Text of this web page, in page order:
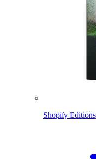
Shopify Editions